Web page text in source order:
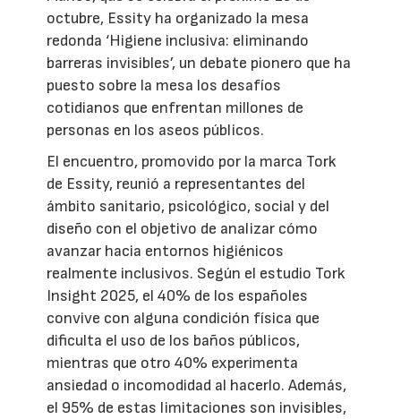
octubre, Essity ha organizado la mesa
redonda ‘Higiene inclusiva: eliminando
barreras invisibles’, un debate pionero que ha
puesto sobre la mesa los desafíos
cotidianos que enfrentan millones de
personas en los aseos públicos.
El encuentro, promovido por la marca Tork
de Essity, reunió a representantes del
ámbito sanitario, psicológico, social y del
diseño con el objetivo de analizar cómo
avanzar hacia entornos higiénicos
realmente inclusivos. Según el estudio Tork
Insight 2025, el 40% de los españoles
convive con alguna condición física que
dificulta el uso de los baños públicos,
mientras que otro 40% experimenta
ansiedad o incomodidad al hacerlo. Además,
el 95% de estas limitaciones son invisibles,